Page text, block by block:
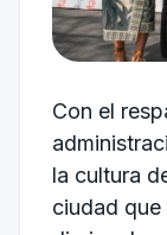
Con el
la cultura
ciudad que